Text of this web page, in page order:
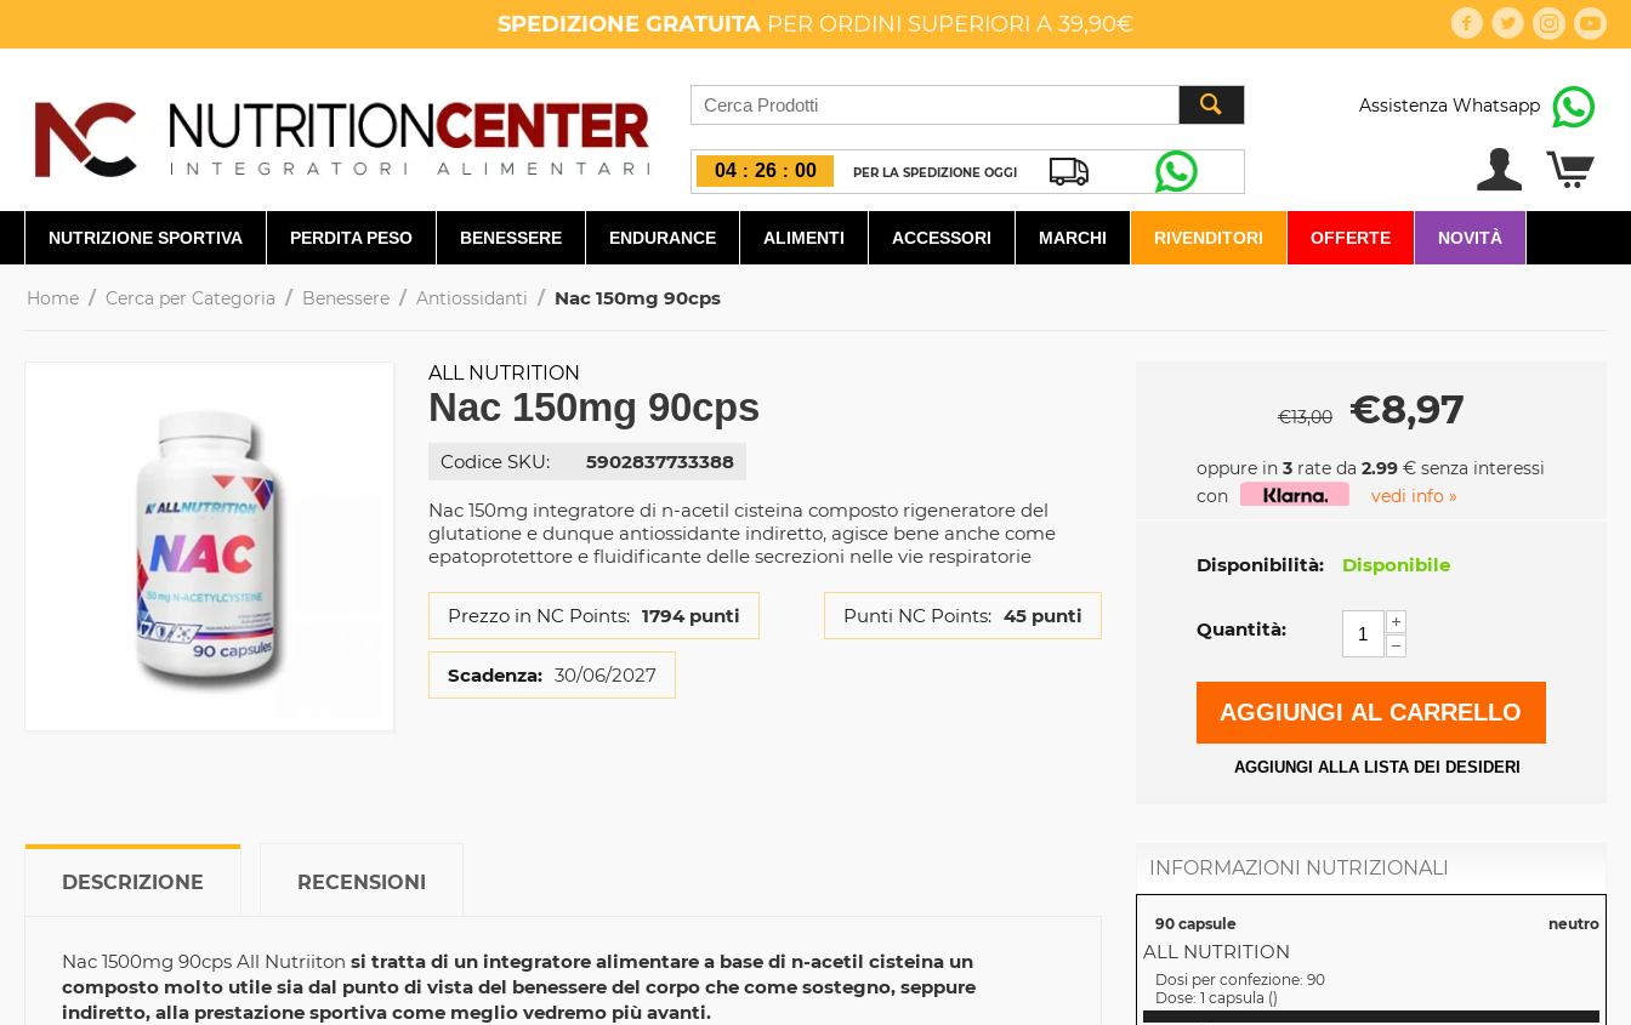
SPEDIZIONE GRATUITA PER ORDINI SUPERIORI A 39,90€
04 : 25 : 59 PER LA SPEDIZIONE OGGI
Assistenza Whatsapp
NUTRIZIONE SPORTIVA PERDITA PESO BENESSERE ENDURANCE ALIMENTI ACCESSORI MARCHI RIVENDITORI OFFERTE NOVITÀ
Home / Cerca per Categoria / Benessere / Antiossidanti / Nac 150mg 90cps
ALL NUTRITION
Nac 150mg 90cps
Codice SKU: 5902837733388
Nac 150mg integratore di n-acetil cisteina composto rigeneratore del
glutatione e dunque antiossidante indiretto, agisce bene anche come
epatoprotettore e fluidificante delle secrezioni nelle vie respiratorie
Prezzo in NC Points: 1794 punti Punti NC Points: 45 punti
Scadenza: 30/06/2027
€13,00 €8,97
oppure in 3rate da 2.99€ senza interessi
con
vedi info »
Disponibilità: Disponibile
Quantità:
+
−
AGGIUNGI AL CARRELLO
AGGIUNGI ALLA LISTA DEI DESIDERI
DESCRIZIONE RECENSIONI
Nac 1500mg 90cps All Nutriiton si tratta di un integratore alimentare a base di n-acetil cisteina un
composto molto utile sia dal punto di vista del benessere del corpo che come sostegno, seppure
indiretto, alla prestazione sportiva come meglio vedremo più avanti.
INFORMAZIONI NUTRIZIONALI
90 capsule neutro
ALL NUTRITION
Dosi per confezione: 90
Dose: 1 capsula ()